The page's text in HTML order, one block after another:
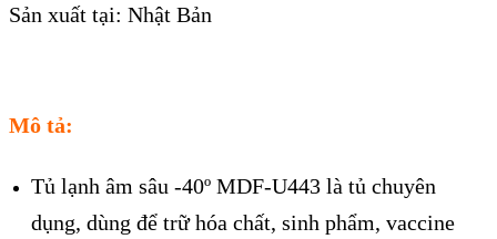
Sản xuất tại: Nhật Bản
Mô tả:
Tủ lạnh âm sâu -40º MDF-U443 là tủ chuyên
dụng, dùng để trữ hóa chất, sinh phẩm, vaccine